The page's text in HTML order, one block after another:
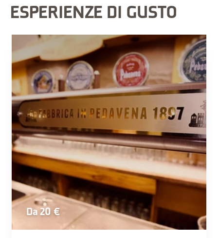
ESPERIENZE DI GUSTO
Da 20 €